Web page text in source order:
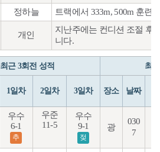
정하늘 트랙에서 333m, 500m 훈련
개인
지난주에는 컨디션 조절 후
니다.
최근 3회전 성적 최
1일차 2일차 3일차 장소 날짜
우수
6-1
추
우준
11-5
우수
9-1
젖
광
030
7